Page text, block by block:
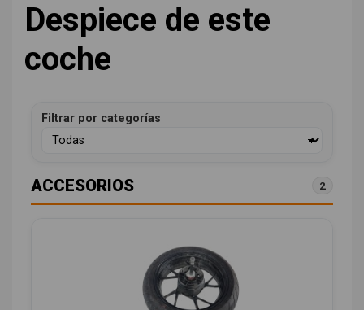
Despiece de este
coche
Filtrar por categorías
ACCESORIOS 2